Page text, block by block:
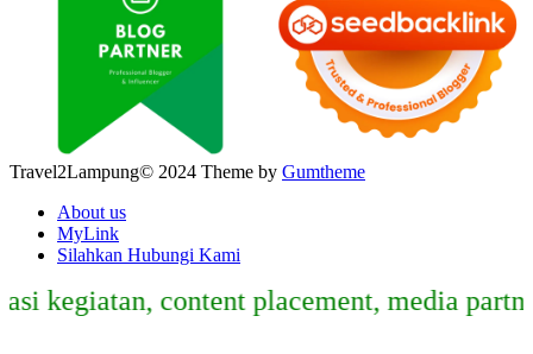
Travel2Lampung© 2024 Theme by Gumtheme
About us
MyLink
Silahkan Hubungi Kami
content placement, media partner,